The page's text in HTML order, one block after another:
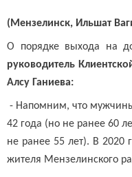
(Мензелинск, Ильшат
О порядке выхода на
руководитель
Алсу Ганиева:
- Напомним, что
42 года (но не ранее 60
не ранее 55 лет). В 2020
жителя Мензелинского